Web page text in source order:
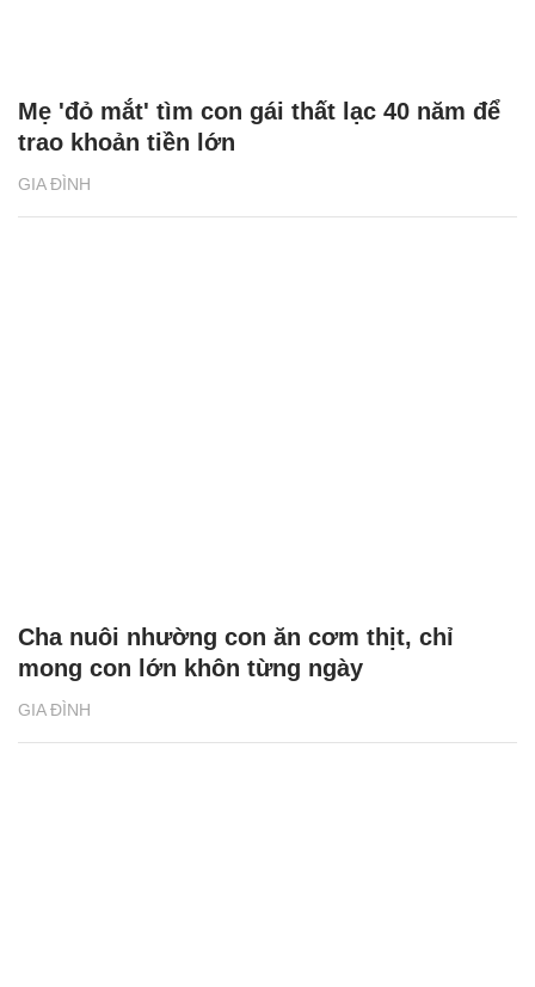
GIA ĐÌNH
Mẹ 'đỏ mắt' tìm con gái thất lạc 40 năm để
trao khoản tiền lớn
GIA ĐÌNH
Cha nuôi nhường con ăn cơm thịt, chỉ
mong con lớn khôn từng ngày